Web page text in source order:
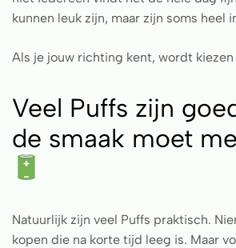
kunnen leuk zijn, maar zijn soms heel
Als je jouw richting kent, wordt kiezen
Veel Puffs zijn
de smaak moet
Natuurlijk zijn veel Puffs praktisch.
kopen die na korte tijd leeg is. Maar